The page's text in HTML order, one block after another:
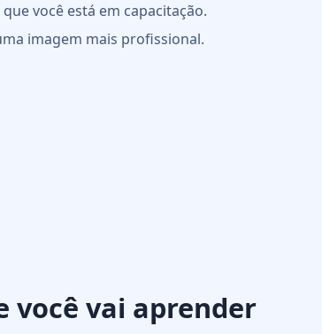
você está em capacitação.
imagem mais profissional.
você vai aprender